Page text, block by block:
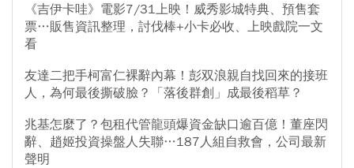
《吉伊卡哇》電影7/31上映！威秀影城特典、預售套
票…販售資訊整理，討伐棒+小卡必收、上映戲院一文
看
友達二把手柯富仁裸辭內幕！彭双浪親自找回來的接班
人，為何最後撕破臉？「落後群創」成最後稻草？
兆基怎麼了？包租代管龍頭爆資金缺口逾百億！董座閃
辭、趙姬投資操盤人失聯…187人組自救會，公司最新
聲明